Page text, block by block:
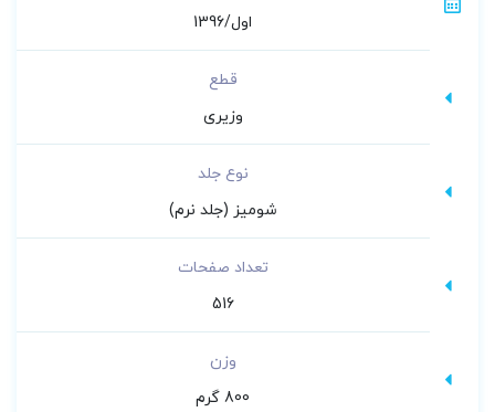
اول/1396
قطع
وزیری
نوع جلد
شومیز (جلد نرم)
تعداد صفحات
516
وزن
800 گرم